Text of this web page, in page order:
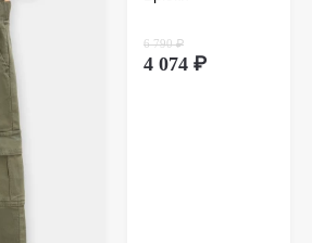
способе покупки обмен товара
через оформление возврата. Возврат
почтой России. Более подробно
6 790 ₽
4 074 ₽